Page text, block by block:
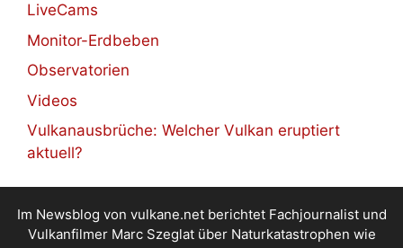
LiveCams
Monitor-Erdbeben
Observatorien
Videos
Vulkanausbrüche: Welcher Vulkan eruptiert
aktuell?
Im Newsblog von vulkane.net berichtet Fachjournalist und
Vulkanfilmer Marc Szeglat über Naturkatastrophen wie